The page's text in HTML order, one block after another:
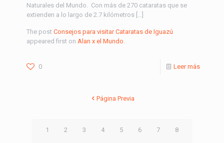
Naturales del Mundo. Con más de 270 cataratas que se
extienden a lo largo de 2.7 kilómetros […]
The post Consejos para visitar Cataratas de Iguazú
appeared first on Alan x el Mundo.
0 Leer más
Página Previa
1 2 3 4 5 6 7 8